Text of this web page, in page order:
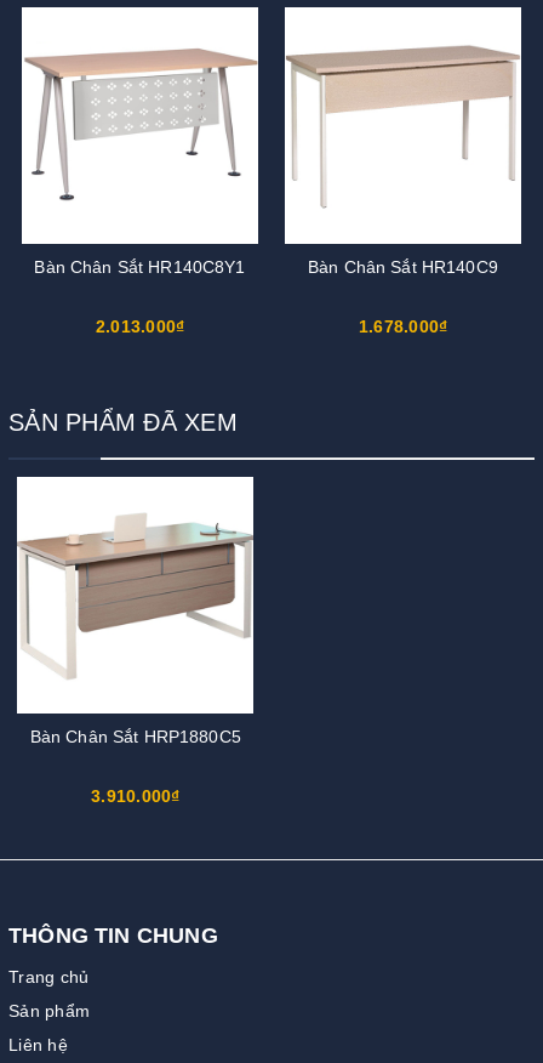
Bàn Chân Sắt HR140C8Y1
2.013.000₫
Bàn Chân Sắt HR140C9
1.678.000₫
SẢN PHẨM ĐÃ XEM
Bàn Chân Sắt HRP1880C5
3.910.000₫
THÔNG TIN CHUNG
Trang chủ
Sản phẩm
Liên hệ